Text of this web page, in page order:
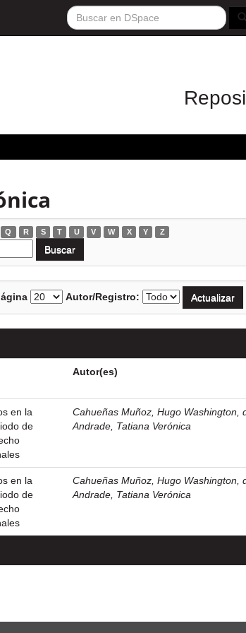
Q R S T U V W X Y Z
Autor/Registro:
Autor(es)
en la
de
Cahueñas Muñoz, Hugo Washington,
Andrade, Tatiana Verónica
en la
de
Cahueñas Muñoz, Hugo Washington,
Andrade, Tatiana Verónica